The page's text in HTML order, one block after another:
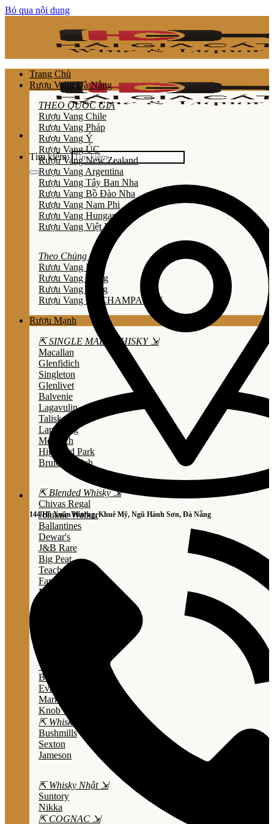
Bỏ qua nội dung
Tìm kiếm:
144 Hồ Xuân Hương, Khuê Mỹ, Ngũ Hành Sơn, Đà Nẵng
Trang Chủ
Rượu Vang Đà Nẵng
THEO QUỐC GIA
Rượu Vang Chile
Rượu Vang Pháp
Rượu Vang Ý
Rượu Vang ÚC
Rượu Vang New Zealand
Rượu Vang Argentina
Rượu Vang Tây Ban Nha
Rượu Vang Bồ Đào Nha
Rượu Vang Nam Phi
Rượu Vang Hungary
Rượu Vang Việt Nam
Theo Chủng Loại
Rươu Vang Đỏ
Rươu Vang Trắng
Rươu Vang Hồng
Rượu Vang Nổ/CHAMPAGNE
Rượu Mạnh
⇱ SINGLE MALT WHISKY ⇲
Macallan
Glenfidich
Singleton
Glenlivet
Balvenie
Lagavulin
Talisker
Laphroaig
Mortlach
Highland Park
Bruichladdich
⇱ Blended Whisky ⇲
Chivas Regal
Johnnie Walker
Ballantines
Dewar's
J&B Rare
Big Peat
Teacher's
Famous Grouse
Monkey Shouder
Wild Turkey
Bulleit Bourbon
Evan Williams
Marker's Mark
Knob Creek
⇱ Whiskey Ailen ⇲
Bushmills
Sexton
Jameson
⇱ Whisky Nhật ⇲
Suntory
Nikka
⇱ COGNAC ⇲